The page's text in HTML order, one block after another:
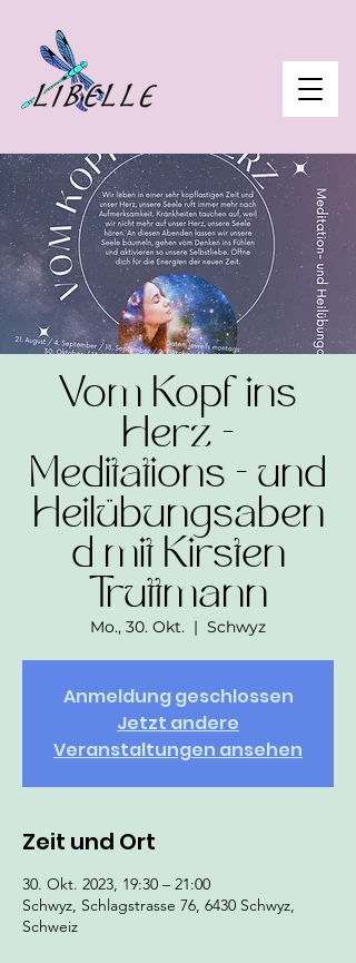
Vom Kopf ins
Herz -
Meditations - und
Heilübungsaben
d mit Kirsten
Truttmann
Mo., 30. Okt.
  |
Schwyz
Anmeldung geschlossen
Jetzt andere
Veranstaltungen ansehen
Zeit und Ort
30. Okt. 2023, 19:30 – 21:00
Schwyz, Schlagstrasse 76, 6430 Schwyz,
Schweiz